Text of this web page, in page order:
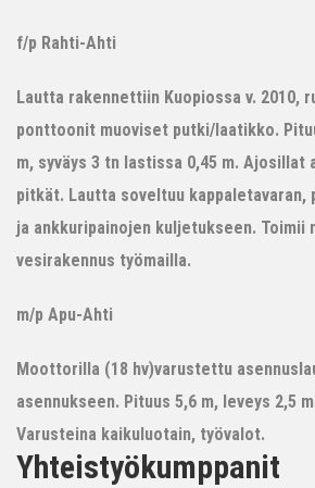
f/p Rahti-Ahti
Lautta rakennettiin Kuopiossa v. 2010,
ponttoonit muoviset putki/laatikko.
m, syväys 3 tn lastissa 0,45 m. Ajosillat
pitkät. Lautta soveltuu kappaletavaran,
ja ankkuripainojen kuljetukseen. Toimii
vesirakennus työmailla.
m/p Apu-Ahti
Moottorilla (18 hv)varustettu
asennukseen. Pituus 5,6 m, leveys 2,5
Varusteina kaikuluotain, työvalot.
Yhteistyökumppanit